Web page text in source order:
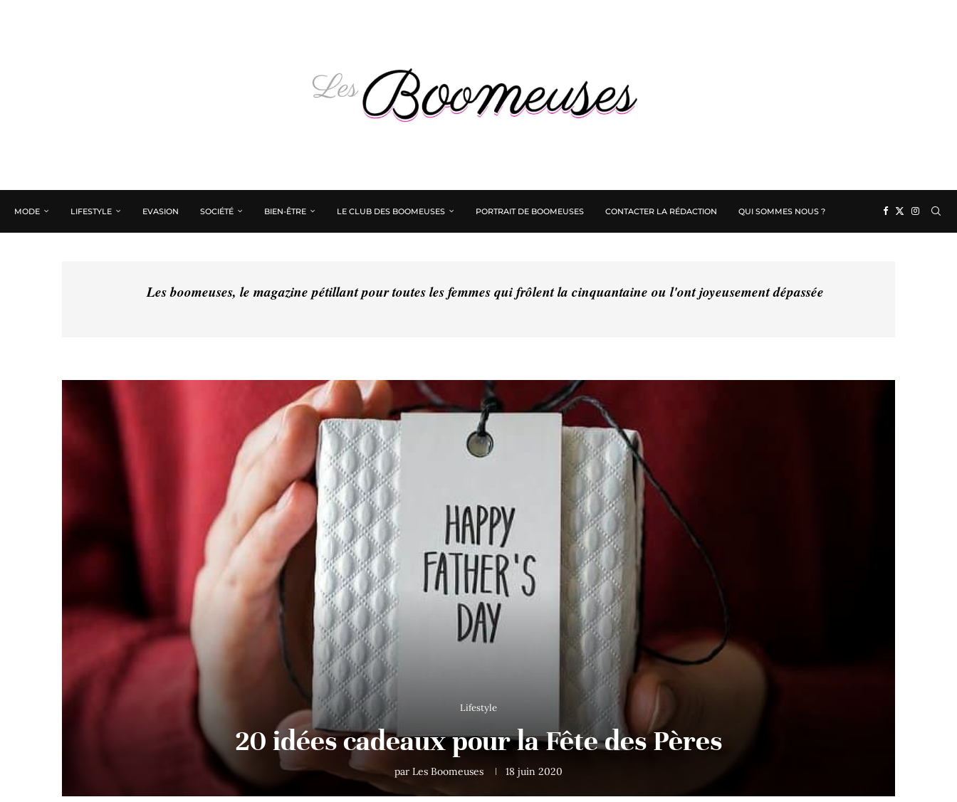
MODE LIFESTYLE EVASION SOCIÉTÉ BIEN-ÊTRE LE CLUB DES BOOMEUSES PORTRAIT DE BOOMEUSES CONTACTER LA RÉDACTION QUI SOMMES NOUS ?
Les boomeuses, le magazine pétillant pour toutes les femmes qui frôlent la cinquantaine ou l'ont joyeusement dépassée
Lifestyle
20 idées cadeaux pour la Fête des Pères
par Les Boomeuses 18 juin 2020